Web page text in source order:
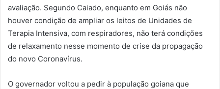
avaliação. Segundo Caiado, enquanto em Goiás não
houver condição de ampliar os leitos de Unidades de
Terapia Intensiva, com respiradores, não terá condições
de relaxamento nesse momento de crise da propagação
do novo Coronavírus.
O governador voltou a pedir à população goiana que